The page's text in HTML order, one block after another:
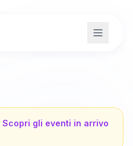
Scopri gli eventi in arrivo